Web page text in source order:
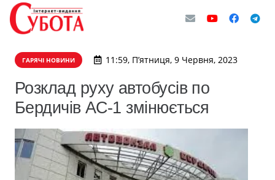
ГАРЯЧІ НОВИНИ 11:59, П’ятниця, 9 Червня, 2023
Розклад руху автобусів по
Бердичів АС-1 змінюється